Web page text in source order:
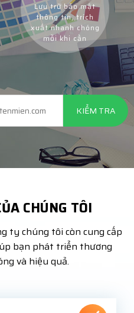
Lưu trữ bảo mật
thông tin, trích
xuất nhanh chóng
mỗi khi cần
CHÚNG TÔI
ty chúng tôi còn cung cấp
bạn phát triển thương
và hiệu quả.